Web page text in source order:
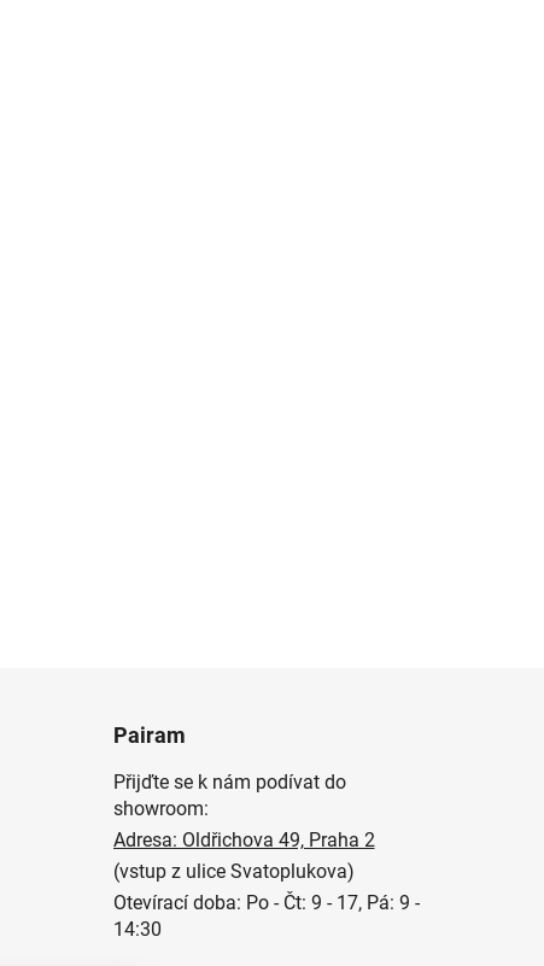
Pairam
Přijďte se k nám podívat do
showroom:
Adresa: Oldřichova 49, Praha 2
(vstup z ulice Svatoplukova)
Otevírací doba: Po - Čt: 9 - 17, Pá: 9 -
14:30